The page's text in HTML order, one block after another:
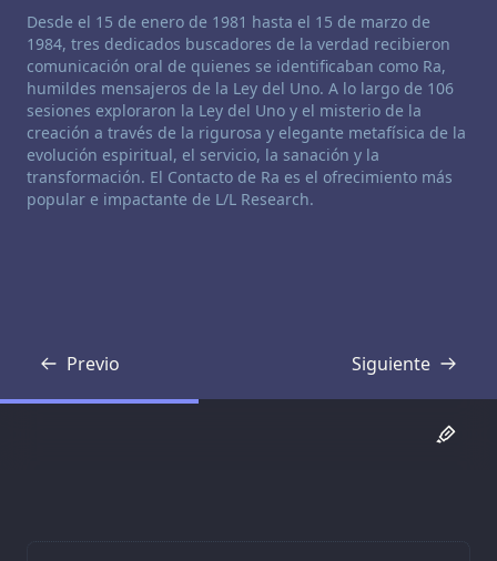
Descargo de responsabilidad de canalización:
Desde el 15 de enero de 1981 hasta el 15 de marzo de
1984, tres dedicados buscadores de la verdad recibieron
comunicación oral de quienes se identificaban como Ra,
humildes mensajeros de la Ley del Uno. A lo largo de 106
sesiones exploraron la Ley del Uno y el misterio de la
creación a través de la rigurosa y elegante metafísica de la
evolución espiritual, el servicio, la sanación y la
transformación. El Contacto de Ra es el ofrecimiento más
popular e impactante de L/L Research.
Previo
Transcripción Siguiente
Transcripción